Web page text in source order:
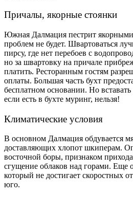
Причалы, якорные стоянки
Южная Далмация пестрит
проблем не будет. Швартоваться
пирсу, где нет перебоев с
но за швартовку на причале
платить. Ресторанным гостям
оплаты. Большая часть бухт
бесплатном основании. Но
если есть в бухте муринг, нельзя!
Климатические условия
В основном Далмация обдувается
доставляющих хлопот шкиперам.
восточной боры, признаком прихода
сгущение облаков над горами. Еще
который не достигает скоростных
юго.